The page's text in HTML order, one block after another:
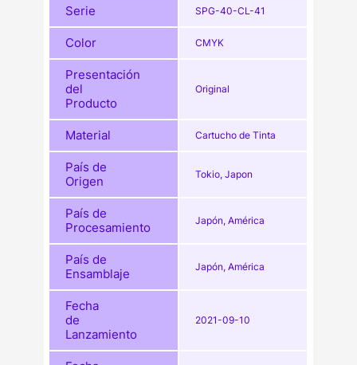
Serie SPG-40-CL-41
Color CMYK
Presentación
del
Producto
Original
Material Cartucho de Tinta
País de
Origen
Tokio, Japon
País de
Procesamiento
Japón, América
País de
Ensamblaje
Japón, América
Fecha
de
Lanzamiento
2021-09-10